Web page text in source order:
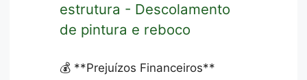
estrutura - Descolamento
de pintura e reboco
💰 **Prejuízos Financeiros**